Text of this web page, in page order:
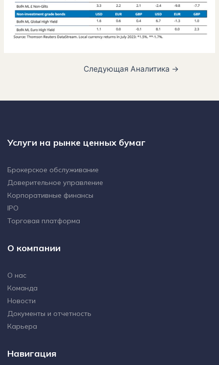
Следующая Аналитика →
Услуги на рынке ценных бумаг
Брокерское обслуживание
Доверительное управление
Корпоративные финансы
IPO
Торговая платформа
О компании
О нас
Команда
Новости
Документы и отчетность
Карьера
Навигация